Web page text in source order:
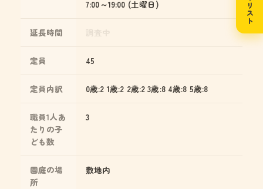
7:00～19:00 (土曜日)
延長時間
定員 45
定員内訳 0歳:2 1歳:2 2歳:2 3歳:8 4歳:8 5歳:8
職員1人あ
たりの子
ども数
3
園庭の場
所
敷地内